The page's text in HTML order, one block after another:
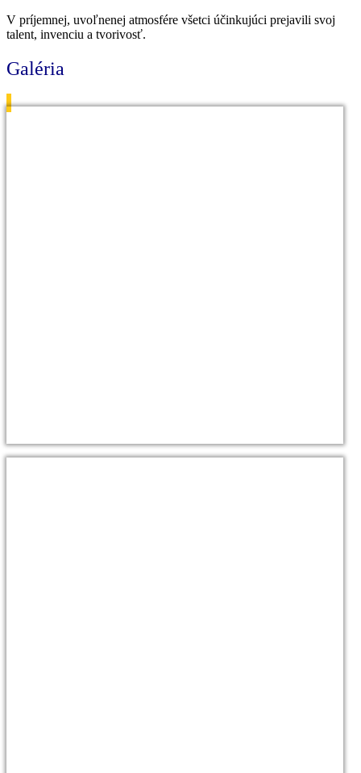
V príjemnej, uvoľnenej atmosfére všetci účinkujúci prejavili svoj
talent, invenciu a tvorivosť.
Galéria